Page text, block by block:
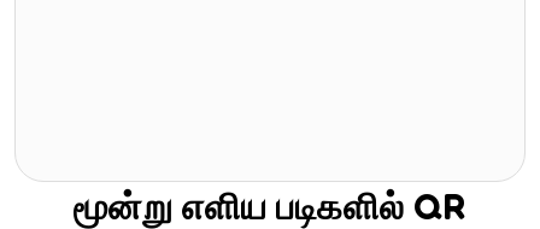
மூன்று எளிய படிகளில் QR